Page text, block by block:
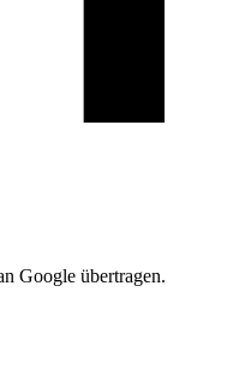
Google übertragen.